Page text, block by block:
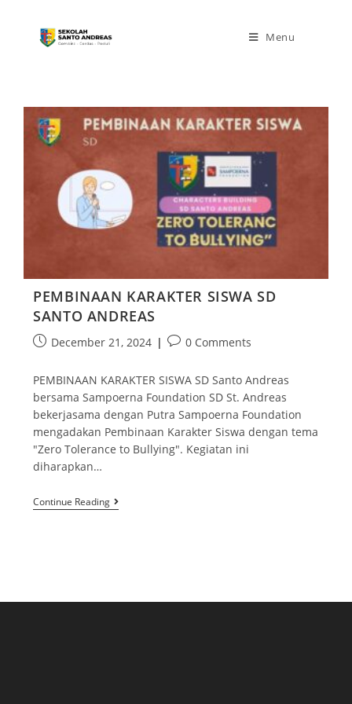
Menu
PEMBINAAN KARAKTER SISWA SD
SANTO ANDREAS
December 21, 2024 0 Comments
PEMBINAAN KARAKTER SISWA SD Santo Andreas
bersama Sampoerna Foundation SD St. Andreas
bekerjasama dengan Putra Sampoerna Foundation
mengadakan Pembinaan Karakter Siswa dengan tema
"Zero Tolerance to Bullying". Kegiatan ini
diharapkan…
Continue Reading